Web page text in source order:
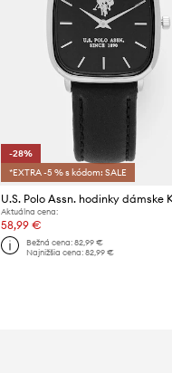
-28%
*EXTRA -5 % s kódom: SALE
U.S. Polo Assn. hodinky dámske
Aktuálna cena:
58,99 €
Bežná cena: 82,99 €
Najnižšia cena: 82,99 €